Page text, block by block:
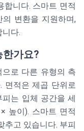
합니다. 스마트 면적
의 변환을 지원하며,
다.
한가요?
으로 다른 유형의 측
면적은 제곱 단위로
는 입체 공간을 세
높이). 스마트 면적
추고 있습니다. 부피